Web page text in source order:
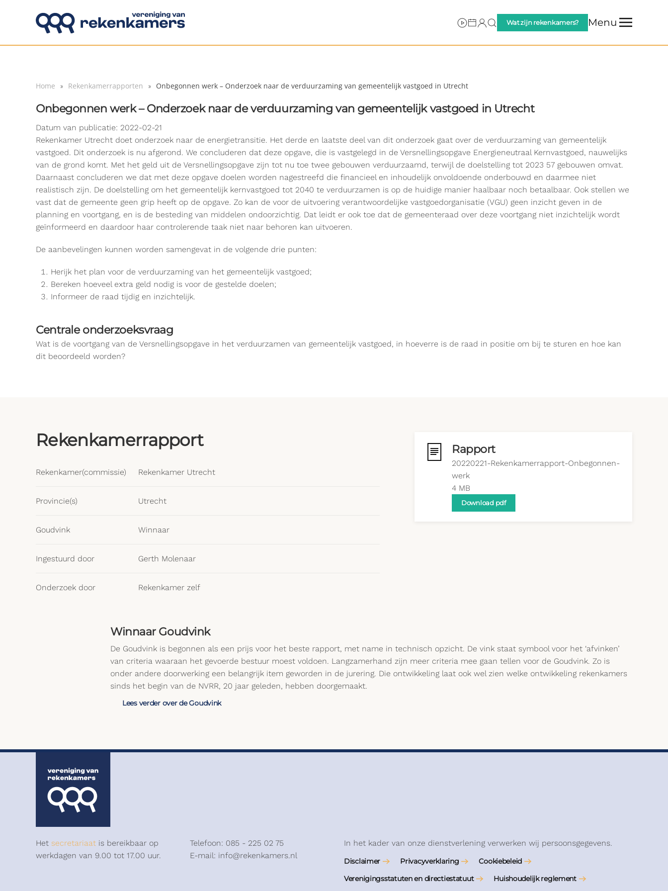
Overslaan en naar de inhoud gaan
Wat zijn rekenkamers? Menu
Home Rekenkamerrapporten Onbegonnen werk – Onderzoek naar de verduurzaming van gemeentelijk vastgoed in Utrecht
Onbegonnen werk – Onderzoek naar de verduurzaming van gemeentelijk vastgoed in Utrecht
Datum van publicatie: 2022-02-21
Rekenkamer Utrecht doet onderzoek naar de energietransitie. Het derde en laatste deel van dit onderzoek gaat over de verduurzaming van gemeentelijk
vastgoed. Dit onderzoek is nu afgerond. We concluderen dat deze opgave, die is vastgelegd in de Versnellingsopgave Energieneutraal Kernvastgoed, nauwelijks
van de grond komt. Met het geld uit de Versnellingsopgave zijn tot nu toe twee gebouwen verduurzaamd, terwijl de doelstelling tot 2023 57 gebouwen omvat.
Daarnaast concluderen we dat met deze opgave doelen worden nagestreefd die financieel en inhoudelijk onvoldoende onderbouwd en daarmee niet
realistisch zijn. De doelstelling om het gemeentelijk kernvastgoed tot 2040 te verduurzamen is op de huidige manier haalbaar noch betaalbaar. Ook stellen we
vast dat de gemeente geen grip heeft op de opgave. Zo kan de voor de uitvoering verantwoordelijke vastgoedorganisatie (VGU) geen inzicht geven in de
planning en voortgang, en is de besteding van middelen ondoorzichtig. Dat leidt er ook toe dat de gemeenteraad over deze voortgang niet inzichtelijk wordt
geïnformeerd en daardoor haar controlerende taak niet naar behoren kan uitvoeren.
De aanbevelingen kunnen worden samengevat in de volgende drie punten:
Herijk het plan voor de verduurzaming van het gemeentelijk vastgoed;
Bereken hoeveel extra geld nodig is voor de gestelde doelen;
Informeer de raad tijdig en inzichtelijk.
Centrale onderzoeksvraag
Wat is de voortgang van de Versnellingsopgave in het verduurzamen van gemeentelijk vastgoed, in hoeverre is de raad in positie om bij te sturen en hoe kan
dit beoordeeld worden?
Rekenkamerrapport
Rekenkamer(commissie) Rekenkamer Utrecht
Provincie(s) Utrecht
Goudvink Winnaar
Ingestuurd door Gerth Molenaar
Onderzoek door Rekenkamer zelf
Rapport
20220221-Rekenkamerrapport-Onbegonnen-
werk
4 MB
Download pdf
Winnaar Goudvink
De Goudvink is begonnen als een prijs voor het beste rapport, met name in technisch opzicht. De vink staat symbool voor het ‘afvinken’
van criteria waaraan het gevoerde bestuur moest voldoen. Langzamerhand zijn meer criteria mee gaan tellen voor de Goudvink. Zo is
onder andere doorwerking een belangrijk item geworden in de jurering. Die ontwikkeling laat ook wel zien welke ontwikkeling rekenkamers
sinds het begin van de NVRR, 20 jaar geleden, hebben doorgemaakt.
Lees verder over de Goudvink
Het secretariaat is bereikbaar op
werkdagen van 9.00 tot 17.00 uur.
Telefoon: 085 - 225 02 75
E-mail: info@rekenkamers.nl
In het kader van onze dienstverlening verwerken wij persoonsgegevens.
Disclaimer Privacyverklaring
Cookiebeleid
Verenigingsstatuten en directiestatuut
Huishoudelijk reglement